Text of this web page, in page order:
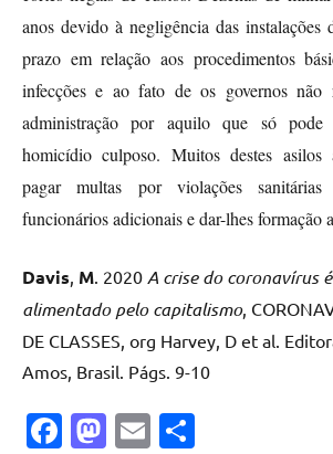
anos devido à negligência das instalações
prazo em relação aos procedimentos
infecções e ao fato de os governos não
administração por aquilo que só pode
homicídio culposo. Muitos destes asilos
pagar multas por violações
funcionários adicionais e dar-lhes formação
Davis M . 2020 A crise do coronavírus
alimentado pelo capitalismo,
DE CLASSES, org Harvey, D et al.
Amos, Brasil. Págs. 9-10
Facebook
Mastodon
Email